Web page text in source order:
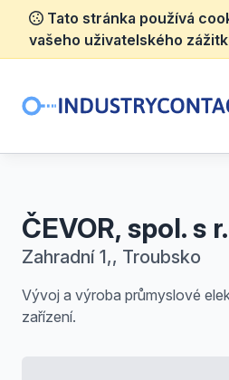
Tato stránka používá
vašeho uživatelského
ČEVOR, spol. s
Zahradní 1,, Troubsko
Vývoj a výroba průmyslové
zařízení.